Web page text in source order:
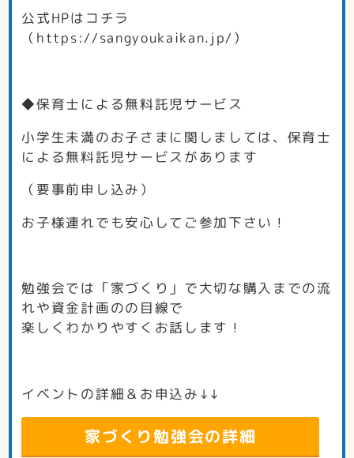
公式HPはコチラ
（https://sangyoukaikan.jp/）
◆保育士による無料託児サービス
小学生未満のお子さまに関しましては、保育士
による無料託児サービスがあります
（要事前申し込み）
お子様連れでも安心してご参加下さい！
勉強会では「家づくり」で大切な購入までの流
れや資金計画のの目線で
楽しくわかりやすくお話します！
イベントの詳細＆お申込み↓↓
家づくり勉強会の詳細